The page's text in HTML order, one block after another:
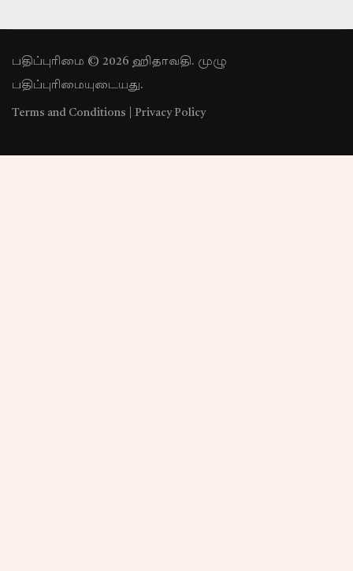
பதிப்புரிமை © 2026 ஹிதாவதி. முழு
பதிப்புரிமையுடையது.
Terms and Conditions Privacy Policy